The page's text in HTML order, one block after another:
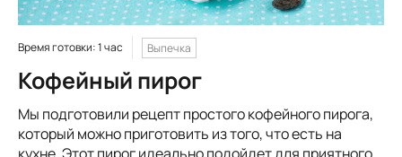
Время готовки: 1 час Выпечка
Кофейный пирог
Мы подготовили рецепт простого кофейного пирога,
который можно приготовить из того, что есть на